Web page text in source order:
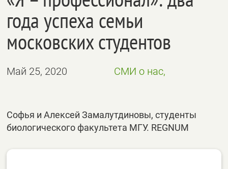
года успеха семьи
московских студентов
Май 25, 2020 СМИ о нас,
Софья и Алексей Замалутдиновы, студенты
биологического факультета МГУ. REGNUM